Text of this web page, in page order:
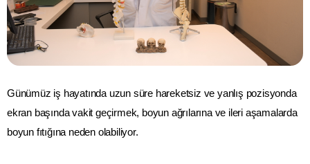
Günümüz iş hayatında uzun süre hareketsiz ve yanlış pozisyonda
ekran başında vakit geçirmek, boyun ağrılarına ve ileri aşamalarda
boyun fıtığına neden olabiliyor.